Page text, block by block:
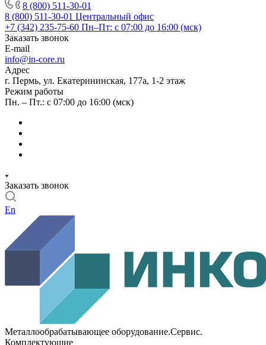
8 (800) 511-30-01
8 (800) 511-30-01 Центральный офис
+7 (342) 235-75-60 Пн–Пт: с 07:00 до 16:00 (мск)
Заказать звонок
E-mail
info@in-core.ru
Адрес
г. Пермь, ул. ​Екатерининская, 177а, ​1-2 этаж
Режим работы
Пн. – Пт.: с 07:00 до 16:00 (мск)
Заказать звонок
En
Металлообрабатывающее оборудование.Сервис.
Комплектующие